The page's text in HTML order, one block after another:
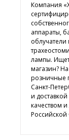
Компания
аппараты,
лампы.
магазин?
розничные
Санкт-
и
качеством